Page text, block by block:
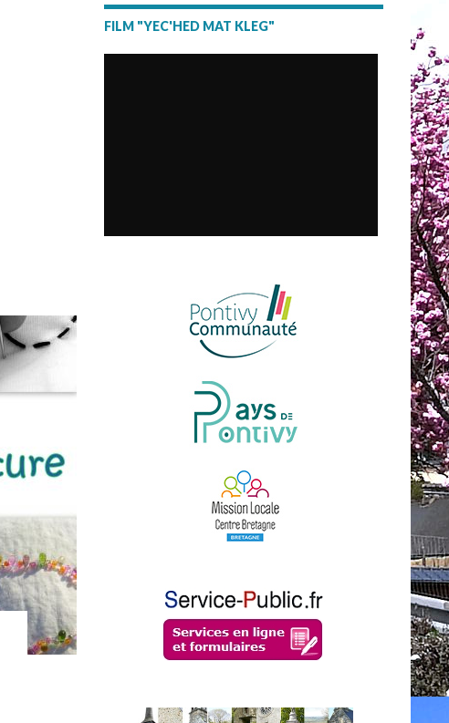
FILM "YEC'HED MAT KLEG"